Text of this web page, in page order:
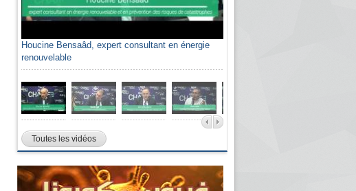
Houcine Bensaâd, expert consultant en énergie
renouvelable
Toutes les vidéos